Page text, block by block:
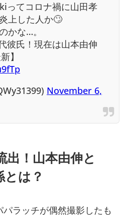
ってコロナ禍に山田孝
上した人か🙄
かな…。
彼氏！現在は山本由伸
】
November 6,
出！山本由伸と
は？
ラッチが偶然撮影したも